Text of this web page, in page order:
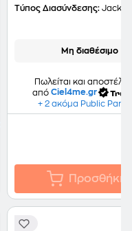
Τύπος Διασύνδεσης: Jack
Μη διαθέσιμο
Πωλείται και
από Ciel4me.gr
+ 2 ακόμα Public
Προσθήκη